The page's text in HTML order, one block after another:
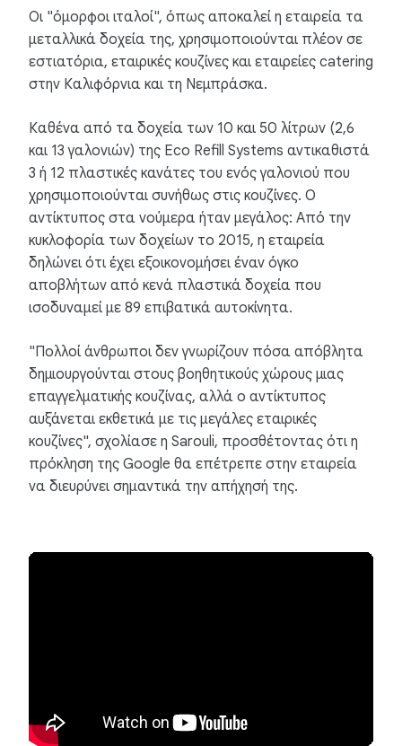
Οι "όμορφοι ιταλοί", όπως αποκαλεί η εταιρεία τα
μεταλλικά δοχεία της, χρησιμοποιούνται πλέον σε
εστιατόρια, εταιρικές κουζίνες και εταιρείες catering
στην Καλιφόρνια και τη Νεμπράσκα.
Καθένα από τα δοχεία των 10 και 50 λίτρων (2,6
και 13 γαλονιών) της Eco Refill Systems αντικαθιστά
3 ή 12 πλαστικές κανάτες του ενός γαλονιού που
χρησιμοποιούνται συνήθως στις κουζίνες. Ο
αντίκτυπος στα νούμερα ήταν μεγάλος: Από την
κυκλοφορία των δοχείων το 2015, η εταιρεία
δηλώνει ότι έχει εξοικονομήσει έναν όγκο
αποβλήτων από κενά πλαστικά δοχεία που
ισοδυναμεί με 89 επιβατικά αυτοκίνητα.
"Πολλοί άνθρωποι δεν γνωρίζουν πόσα απόβλητα
δημιουργούνται στους βοηθητικούς χώρους μιας
επαγγελματικής κουζίνας, αλλά ο αντίκτυπος
αυξάνεται εκθετικά με τις μεγάλες εταιρικές
κουζίνες", σχολίασε η Sarouli, προσθέτοντας ότι η
πρόκληση της Google θα επέτρεπε στην εταιρεία
να διευρύνει σημαντικά την απήχησή της.